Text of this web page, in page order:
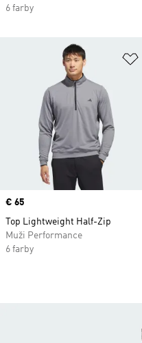
6 farby
Price
€ 65
Top Lightweight Half-Zip
Muži Performance
6 farby